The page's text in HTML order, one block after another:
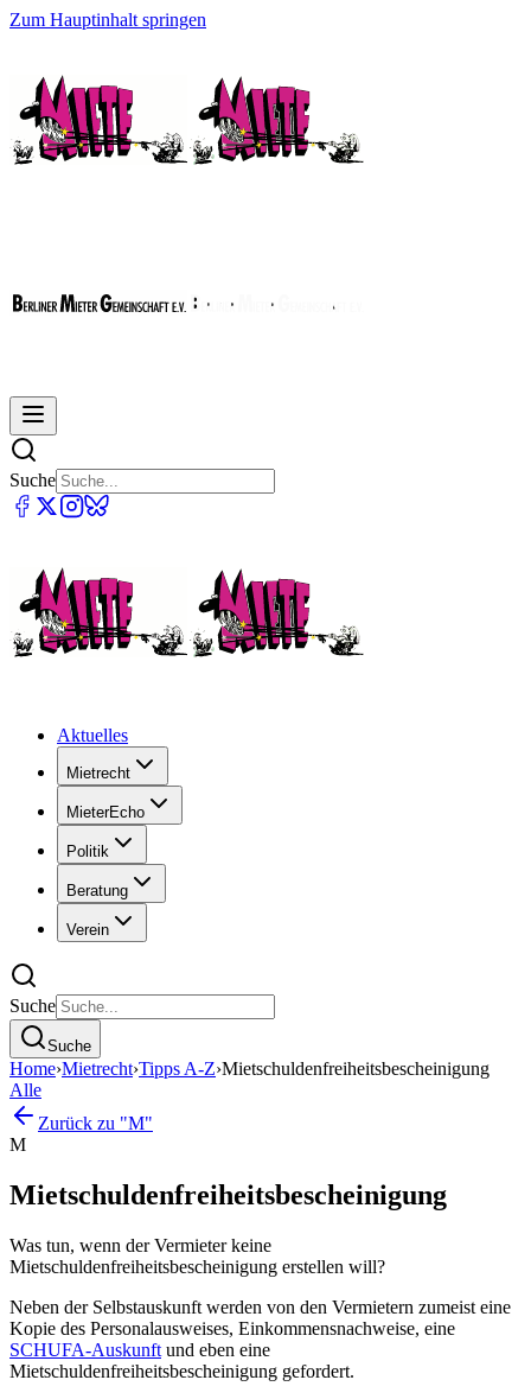
Zum Hauptinhalt springen
Suche
Aktuelles
Mietrecht
MieterEcho
Politik
Beratung
Verein
Suche
Suche
Home›Mietrecht›Tipps A-Z›Mietschuldenfreiheitsbescheinigung
Alle
Zurück zu "M"
M
Mietschuldenfreiheitsbescheinigung
Was tun, wenn der Vermieter keine
Mietschuldenfreiheitsbescheinigung erstellen will?
Neben der Selbstauskunft werden von den Vermietern zumeist eine
Kopie des Personalausweises, Einkommensnachweise, eine
SCHUFA-Auskunft und eben eine
Mietschuldenfreiheitsbescheinigung gefordert.